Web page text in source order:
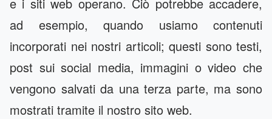
ad esempio, quando usiamo contenuti
incorporati nei nostri articoli; questi sono testi,
post sui social media, immagini o video che
vengono salvati da una terza parte, ma sono
mostrati tramite il nostro sito web.